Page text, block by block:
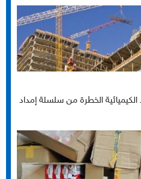
الكيميائية الخطرة من سلسلة إمداد